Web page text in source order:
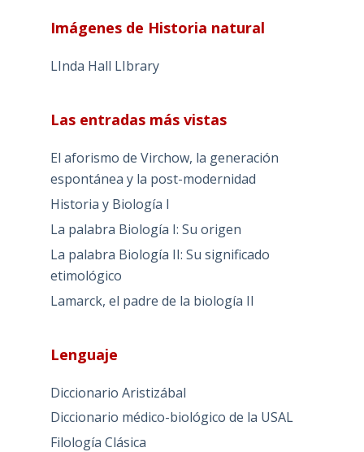
Imágenes de Historia natural
LInda Hall LIbrary
Las entradas más vistas
El aforismo de Virchow, la generación
espontánea y la post-modernidad
Historia y Biología I
La palabra Biología I: Su origen
La palabra Biología II: Su significado
etimológico
Lamarck, el padre de la biología II
Lenguaje
Diccionario Aristizábal
Diccionario médico-biológico de la USAL
Filología Clásica